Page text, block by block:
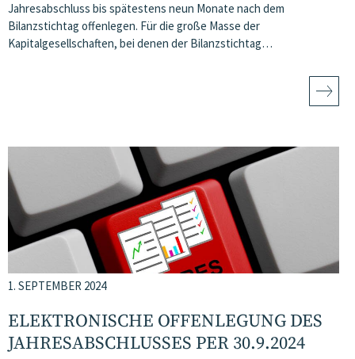
Jahresabschluss bis spätestens neun Monate nach dem
Bilanzstichtag offenlegen. Für die große Masse der
Kapitalgesellschaften, bei denen der Bilanzstichtag…
1. SEPTEMBER 2024
ELEKTRONISCHE OFFENLEGUNG DES
JAHRESABSCHLUSSES PER 30.9.2024